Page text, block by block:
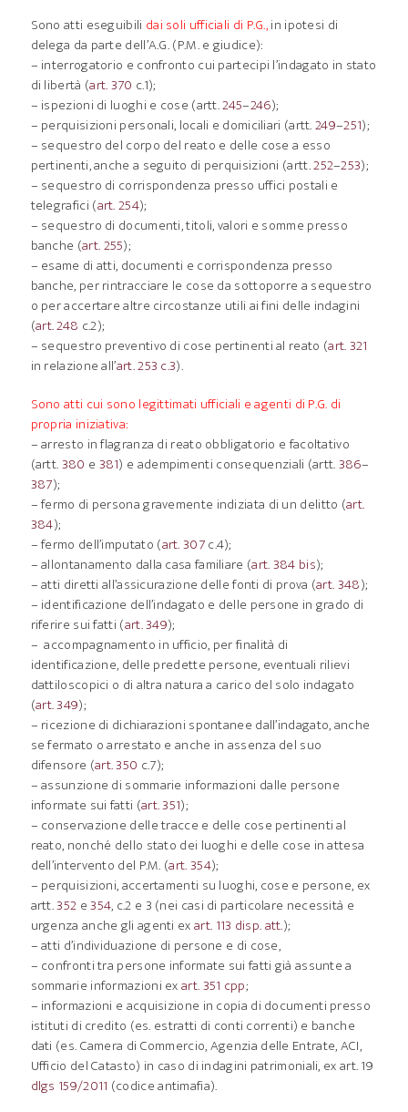
Sono atti eseguibili dai soli ufficiali di P.G.,in ipotesi di
delega da parte dell’A.G. (P.M. e giudice):
– interrogatorio e confronto cui partecipi l’indagato in stato
di libertà (art. 370 c.1);
– ispezioni di luoghi e cose (artt.245–246);
– perquisizioni personali, locali e domiciliari (artt.249–251);
– sequestro del corpo del reato e delle cose a esso
pertinenti, anche a seguito di perquisizioni (artt.252–253);
– sequestro di corrispondenza presso uffici postali e
telegrafici (art. 254);
– sequestro di documenti, titoli, valori e somme presso
banche (art. 255);
– esame di atti, documenti e corrispondenza presso
banche, per rintracciare le cose da sottoporre a sequestro
o per accertare altre circostanze utili ai fini delle indagini
(art. 248 c.2);
– sequestro preventivo di cose pertinenti al reato (art. 321
in relazione all’art. 253 c.3).
Sono atti cui sono legittimati ufficiali e agenti di P.G. di
propria iniziativa:
– arresto in flagranza di reato obbligatorio e facoltativo
(artt.380 e 381) e adempimenti consequenziali (artt.386–
387);
– fermo di persona gravemente indiziata di un delitto (art.
384);
– fermo dell’imputato (art. 307c.4);
– allontanamento dalla casa familiare (art. 384 bis);
– atti diretti all’assicurazione delle fonti di prova (art. 348);
– identificazione dell’indagato e delle persone in grado di
riferire sui fatti (art. 349);
– accompagnamento in ufficio, per finalità di
identificazione, delle predette persone, eventuali rilievi
dattiloscopici o di altra natura a carico del solo indagato
(art. 349);
– ricezione di dichiarazioni spontanee dall’indagato, anche
se fermato o arrestato e anche in assenza del suo
difensore (art. 350 c.7);
– assunzione di sommarie informazioni dalle persone
informate sui fatti (art. 351);
– conservazione delle tracce e delle cose pertinenti al
reato, nonché dello stato dei luoghi e delle cose in attesa
dell’intervento del P.M. (art. 354);
– perquisizioni, accertamenti su luoghi, cose e persone, ex
artt.352 e354, c.2 e 3 (nei casi di particolare necessità e
urgenza anche gli agenti exart. 113 disp. att.);
– atti d’individuazione di persone e di cose,
– confronti tra persone informate sui fatti già assunte a
sommarie informazioni exart. 351 cpp;
– informazioni e acquisizione in copia di documenti presso
istituti di credito (es. estratti di conti correnti) e banche
dati (es. Camera di Commercio, Agenzia delle Entrate, ACI,
Ufficio del Catasto) in caso di indagini patrimoniali, ex art. 19
dlgs 159/2011 (codice antimafia).